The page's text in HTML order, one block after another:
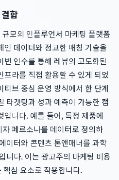
합
모의 인플루언서 마케팅 플랫폼
인 데이터와 정교한 매칭 기술을
인수를 통해 레뷰의 고도화된
프라를 직접 활용할 수 있게 되었
브 중심 운영 방식에서 한 단계
타겟팅과 성과 예측이 가능한 캠
니다. 예를 들어, 특정 제품에
페르소나를 데이터로 정의하
이터와 콘텐츠 톤앤매너를 과학
니다. 이는 광고주의 마케팅 비용
심 요소로 작용합니다.